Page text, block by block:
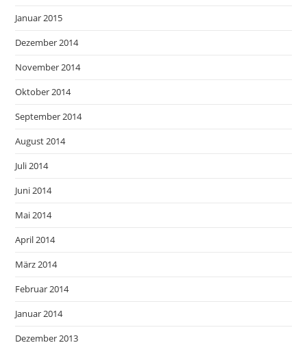
Januar 2015
Dezember 2014
November 2014
Oktober 2014
September 2014
August 2014
Juli 2014
Juni 2014
Mai 2014
April 2014
März 2014
Februar 2014
Januar 2014
Dezember 2013